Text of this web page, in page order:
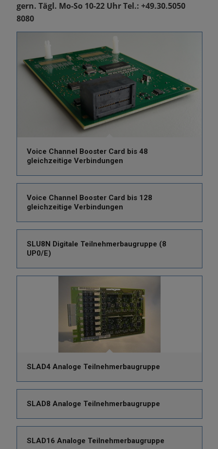
gern. Tägl. Mo-So 10-22 Uhr Tel.: +49.30.5050
8080
Voice Channel Booster Card bis 48
gleichzeitige Verbindungen
Voice Channel Booster Card bis 128
gleichzeitige Verbindungen
SLU8N Digitale Teilnehmerbaugruppe (8
UP0/E)
SLAD4 Analoge Teilnehmerbaugruppe
SLAD8 Analoge Teilnehmerbaugruppe
SLAD16 Analoge Teilnehmerbaugruppe